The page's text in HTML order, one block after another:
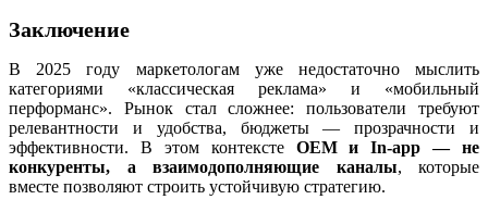
Заключение
В 2025 году маркетологам уже недостаточно мыслить
категориями «классическая реклама» и «мобильный
перформанс». Рынок стал сложнее: пользователи требуют
релевантности и удобства, бюджеты — прозрачности и
эффективности. В этом контексте OEM и In-app — не
конкуренты, а взаимодополняющие каналы, которые
вместе позволяют строить устойчивую стратегию.